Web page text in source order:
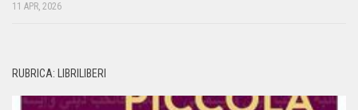
11 APR, 2026
RUBRICA: LIBRILIBERI